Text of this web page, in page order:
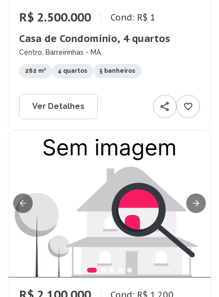
R$ 2.500.000 Cond: R$ 1
Casa de Condomínio, 4 quartos
Centro, Barreirinhas - MA
262 m² 4 quartos 5 banheiros
Ver Detalhes
Cond: R$ 1.200